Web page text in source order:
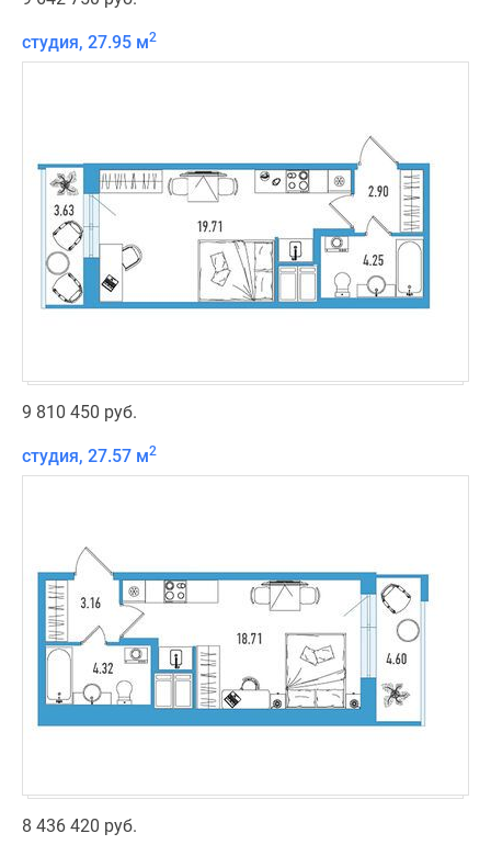
студия, 27.95 м2
9 810 450 руб.
студия, 27.57 м2
8 436 420 руб.